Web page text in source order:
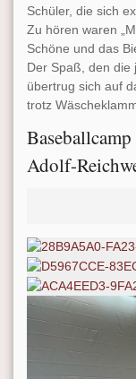
Schüler, die sich
Zu hören waren
Schöne und das
Der Spaß, den die
übertrug sich auf
trotz
Adolf-